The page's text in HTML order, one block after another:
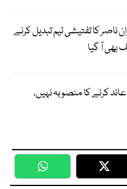
کا تفتیشی ٹیم تبدیل کرنے
بھی آ گیا
عائد کرنے کا منصوبہ نہیں،
WhatsApp